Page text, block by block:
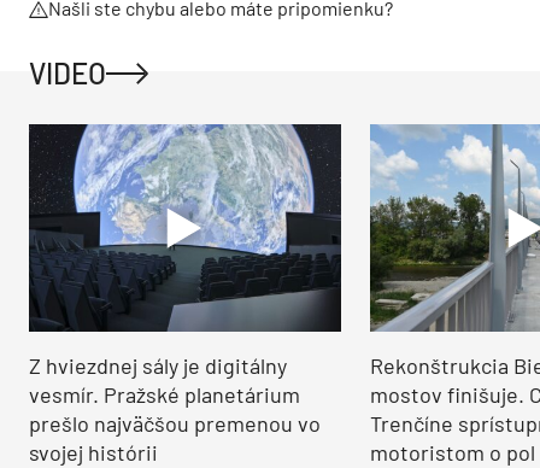
Našli ste chybu alebo máte pripomienku?
VIDEO
Z hviezdnej sály je digitálny
vesmír. Pražské planetárium
prešlo najväčšou premenou vo
svojej histórii
Rekonštrukcia
mostov finišuje.
Trenčíne
motoristom o pol